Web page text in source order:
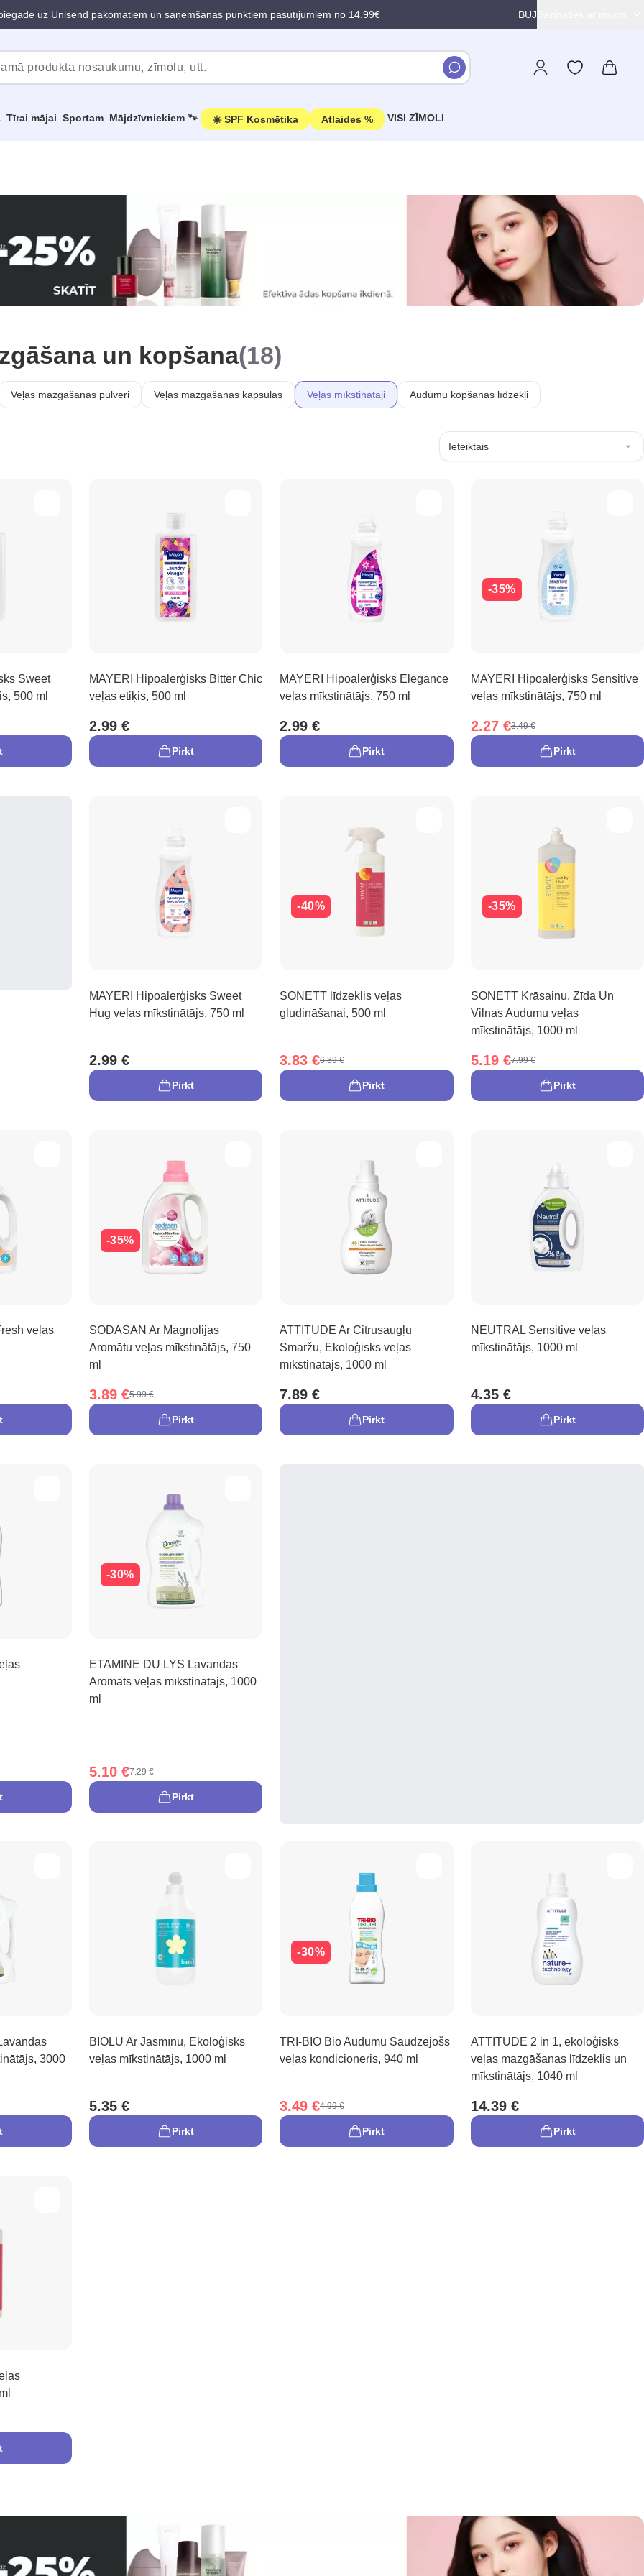
uz Unisend pakomātiem un saņemšanas punktiem pasūtījumiem no 14.99€ BUJ
Tīrai mājai Sportam Mājdzīvniekiem 🐾 ☀️ SPF Kosmētika Atlaides % VISI ZĪMOLI
un kopšana(18)
Veļas mazgāšanas pulveri Veļas mazgāšanas kapsulas Veļas mīkstinātāji Audumu kopšanas līdzekļi
Ieteiktais
Sweet
500 ml
MAYERI Hipoalerģisks Bitter Chic
veļas etiķis, 500 ml
2.99 €
Pirkt
MAYERI Hipoalerģisks Elegance
veļas mīkstinātājs, 750 ml
2.99 €
Pirkt
-35%
MAYERI Hipoalerģisks Sensitive
veļas mīkstinātājs, 750 ml
2.27 €3.49 €
Pirkt
MAYERI Hipoalerģisks Sweet
Hug veļas mīkstinātājs, 750 ml
2.99 €
Pirkt
-40%
SONETT līdzeklis veļas
gludināšanai, 500 ml
3.83 €6.39 €
Pirkt
-35%
SONETT Krāsainu, Zīda Un
Vilnas Audumu veļas
mīkstinātājs, 1000 ml
5.19 €7.99 €
Pirkt
veļas
-35%
SODASAN Ar Magnolijas
Aromātu veļas mīkstinātājs, 750
ml
3.89 €5.99 €
Pirkt
ATTITUDE Ar Citrusaugļu
Smaržu, Ekoloģisks veļas
mīkstinātājs, 1000 ml
7.89 €
Pirkt
NEUTRAL Sensitive veļas
mīkstinātājs, 1000 ml
4.35 €
Pirkt
-30%
ETAMINE DU LYS Lavandas
Aromāts veļas mīkstinātājs, 1000
ml
5.10 €7.29 €
Pirkt
3000
BIOLU Ar Jasmīnu, Ekoloģisks
veļas mīkstinātājs, 1000 ml
5.35 €
Pirkt
-30%
TRI-BIO Bio Audumu Saudzējošs
veļas kondicioneris, 940 ml
3.49 €4.99 €
Pirkt
ATTITUDE 2 in 1, ekoloģisks
veļas mazgāšanas līdzeklis un
mīkstinātājs, 1040 ml
14.39 €
Pirkt